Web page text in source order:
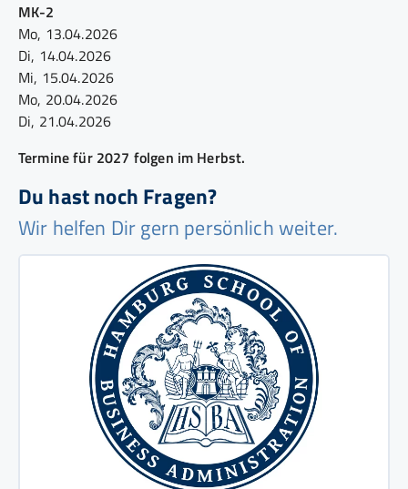
MK-2
Mo, 13.04.2026
Di, 14.04.2026
Mi, 15.04.2026
Mo, 20.04.2026
Di, 21.04.2026
Termine für 2027 folgen im Herbst.
Du hast noch Fragen?
Wir helfen Dir gern persönlich weiter.